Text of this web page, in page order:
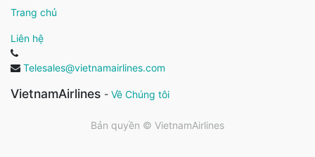
Trang chủ
Liên hệ
Telesales@vietnamairlines.com
VietnamAirlines - Về Chúng tôi
Bản quyền © VietnamAirlines